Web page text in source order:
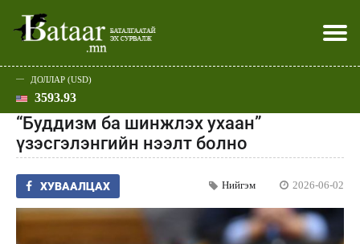
Эхлэл
Улс төр
Нийгэм
Эдийн засаг
Дэлхий
Спорт
Шар
Батаар юу хэлэв
Хэвлэл мэдээллээр
ДОЛЛАР (USD)
3593.93
“Буддизм ба шинжлэх ухаан”
үзэсгэлэнгийн нээлт болно
ХУВААЛЦАХ Нийгэм 2026-06-02